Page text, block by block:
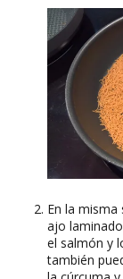
En la
ajo
el salmón y
también